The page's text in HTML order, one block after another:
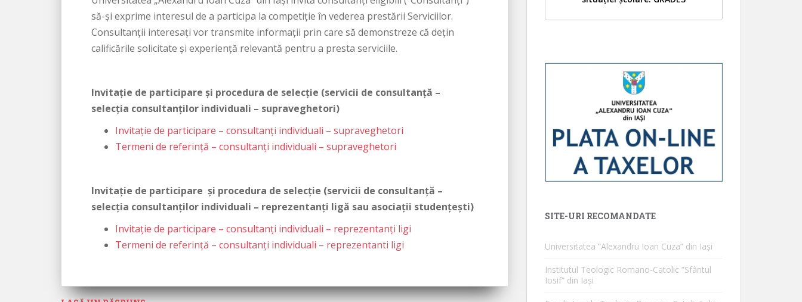
să-și exprime interesul de a participa la competiție în vederea prestării Serviciilor.
Consultanții interesați vor transmite informații prin care să demonstreze că dețin
calificările solicitate și experiență relevantă pentru a presta serviciile.
Invitaţie de participare și procedura de selecție (servicii de consultanţă –
selecţia consultanţilor individuali – supraveghetori)
Invitație de participare – consultanți individuali – supraveghetori
Termeni de referință – consultanți individuali – supraveghetori
Invitaţie de participare și procedura de selecție (servicii de consultanţă –
selecţia consultanţilor individuali – reprezentanți ligă sau asociații studențeşti)
Invitație de participare – consultanți individuali – reprezentanți ligi
Termeni de referință – consultanți individuali – reprezentanti ligi
SITE-URI RECOMANDATE
Universitatea ”Alexandru Ioan Cuza” din Iaşi
Institutul Teologic Romano-Catolic ”Sfântul
Iosif” din Iaşi